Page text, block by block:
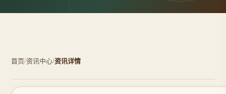
首页/资讯中心/资讯详情